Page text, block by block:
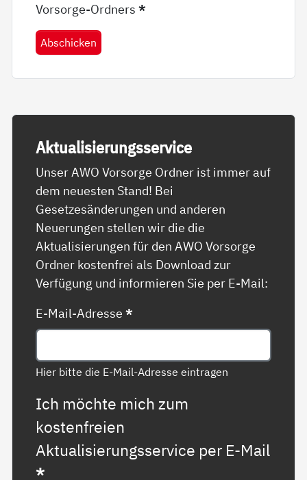
Vorsorge-Ordners*
Abschicken
Ak­tua­li­sie­rungs­ser­vice
Unser AWO Vorsorge Ordner ist immer auf
dem neuesten Stand! Bei
Gesetzesänderungen und anderen
Neuerungen stellen wir die die
Aktualisierungen für den AWO Vorsorge
Ordner kostenfrei als Download zur
Verfügung und informieren Sie per E-Mail:
E-Mail-Adresse*
Hier bitte die E-Mail-Adresse eintragen
Ich möchte mich zum
kostenfreien
Aktualisierungsservice per E-Mail
*